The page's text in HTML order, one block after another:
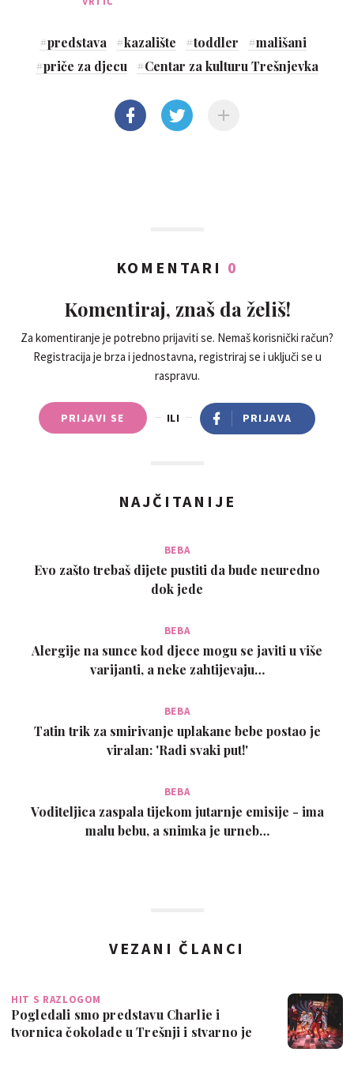
#predstava #kazalište #toddler #mališani
#priče za djecu #Centar za kulturu Trešnjevka
KOMENTARI 0
Komentiraj, znaš da želiš!
Za komentiranje je potrebno prijaviti se. Nemaš korisnički račun?
Registracija je brza i jednostavna, registriraj se i uključi se u
raspravu.
PRIJAVI SE ILI PRIJAVA
NAJČITANIJE
BEBA
Evo zašto trebaš dijete pustiti da bude neuredno
dok jede
BEBA
Alergije na sunce kod djece mogu se javiti u više
varijanti, a neke zahtijevaju…
BEBA
Tatin trik za smirivanje uplakane bebe postao je
viralan: 'Radi svaki put!'
BEBA
Voditeljica zaspala tijekom jutarnje emisije - ima
malu bebu, a snimka je urneb…
VEZANI ČLANCI
HIT S RAZLOGOM
Pogledali smo predstavu Charlie i
tvornica čokolade u Trešnji i stvarno je